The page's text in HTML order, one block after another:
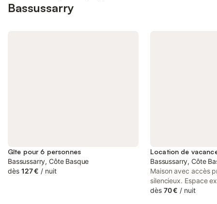
Bassussarry
Gîte pour 6 personnes
Bassussarry, Côte Basque
dès 127 € / nuit
Bassussarry, Côte
Maison avec accès
silencieux. Espace
terrasse privée.
dès 70 € / nuit